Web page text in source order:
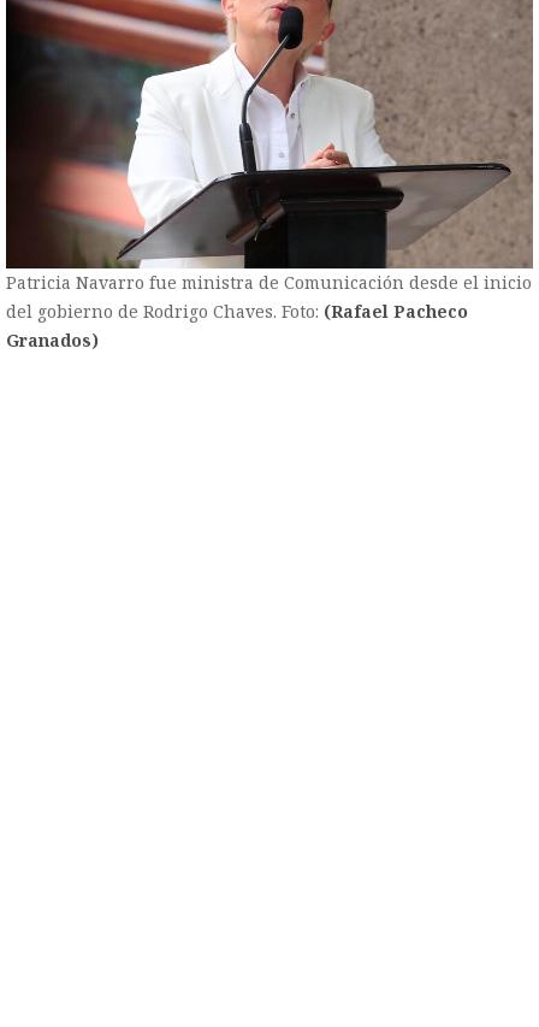
Patricia Navarro fue ministra de Comunicación desde el inicio
del gobierno de Rodrigo Chaves. Foto: (Rafael Pacheco
Granados)